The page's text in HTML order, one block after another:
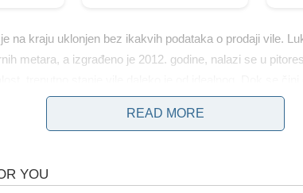
na kraju uklonjen bez ikakvih podataka o prodaji vile.
metara, a izgrađeno je 2012. godine, nalazi se u
i ostavljena u potpunosti bez nadzora.
i preplavljeno je raslinjem, uključujući travu koja nije
READ MORE